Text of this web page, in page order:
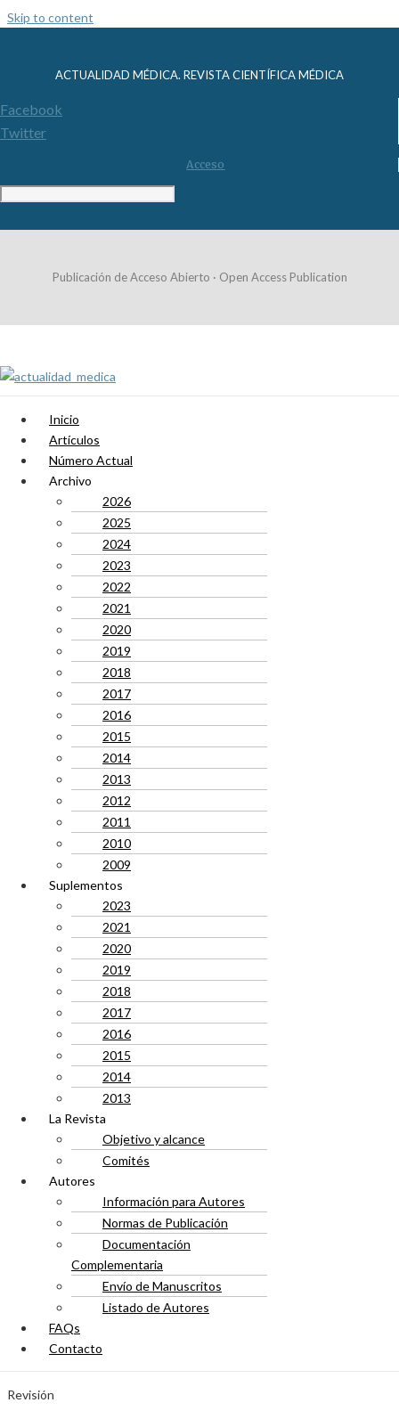
Skip to content
ACTUALIDAD MÉDICA. REVISTA CIENTÍFICA MÉDICA
Facebook
Twitter
Acceso
Publicación de Acceso Abierto · Open Access Publication
Inicio
Artículos
Número Actual
Archivo
2026
2025
2024
2023
2022
2021
2020
2019
2018
2017
2016
2015
2014
2013
2012
2011
2010
2009
Suplementos
2023
2021
2020
2019
2018
2017
2016
2015
2014
2013
La Revista
Objetivo y alcance
Comités
Autores
Información para Autores
Normas de Publicación
Documentación
Complementaria
Envío de Manuscritos
Listado de Autores
FAQs
Contacto
Revisión